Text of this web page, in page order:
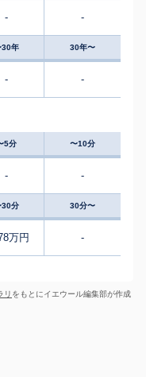
- -
30年 30年〜
- -
5分 〜10分
- -
30分 30分〜
万円 -
リ をもとにイエウール編集部が作成